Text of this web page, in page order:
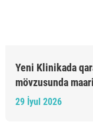
Yeni Klinikada
mövzusunda
29 İyul 2026